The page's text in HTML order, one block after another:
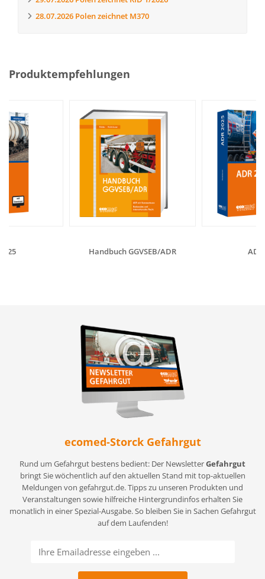
28.07.2026 Polen zeichnet M370
Produktempfehlungen
Handbuch GGVSEB/ADR
ecomed-Storck Gefahrgut
Rund um Gefahrgut bestens bedient: Der NewsletterGefahrgut
bringt Sie wöchentlich auf den aktuellen Stand mit top-aktuellen
Meldungen von gefahrgut.de. Tipps zu unseren Produkten und
Veranstaltungen sowie hilfreiche Hintergrundinfos erhalten Sie
monatlich in einer Spezial-Ausgabe. So bleiben Sie in Sachen Gefahrgut
auf dem Laufenden!